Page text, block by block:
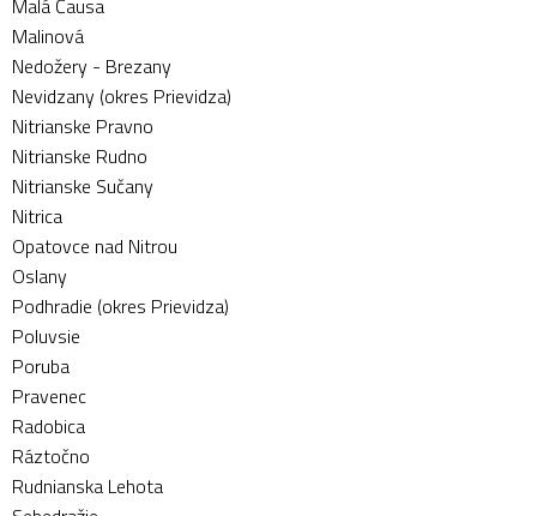
Malá Čausa
Malinová
Nedožery - Brezany
Nevidzany (okres Prievidza)
Nitrianske Pravno
Nitrianske Rudno
Nitrianske Sučany
Nitrica
Opatovce nad Nitrou
Oslany
Podhradie (okres Prievidza)
Poluvsie
Poruba
Pravenec
Radobica
Ráztočno
Rudnianska Lehota